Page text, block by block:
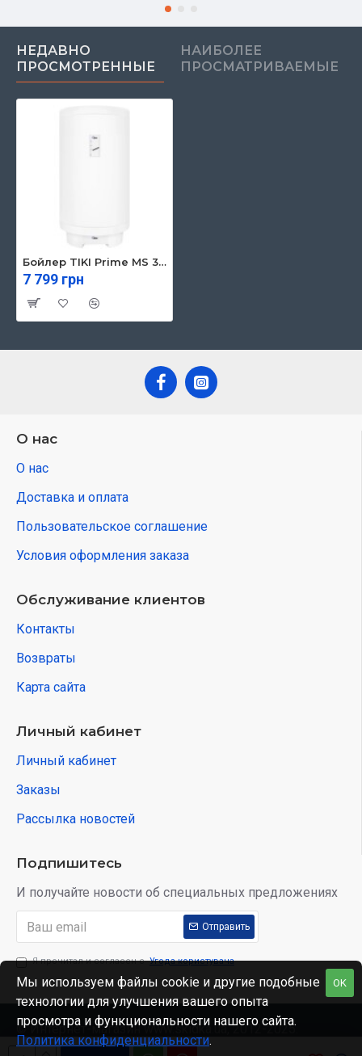
НЕДАВНО
ПРОСМОТРЕННЫЕ
НАИБОЛЕЕ
ПРОСМАТРИВАЕМЫЕ
Бойлер TIKI Prime MS 30V9
7 799 грн
О нас
О нас
Доставка и оплата
Пользовательское соглашение
Условия оформления заказа
Обслуживание клиентов
Контакты
Возвраты
Карта сайта
Личный кабинет
Личный кабинет
Заказы
Рассылка новостей
Подпишитесь
И получайте новости об специальных предложениях
Отправить
Я прочитал и согласен с Угода користувача
© Интернет-магазин www.skidka.ua, 2012-2025.
OK
Мы используем файлы cookie и другие подобные
технологии для улучшения вашего опыта
просмотра и функциональности нашего сайта.
Политика конфиденциальности.